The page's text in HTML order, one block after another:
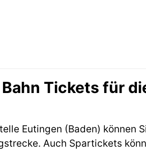
Tickets für
Eutingen (Baden) können
Auch Spartickets